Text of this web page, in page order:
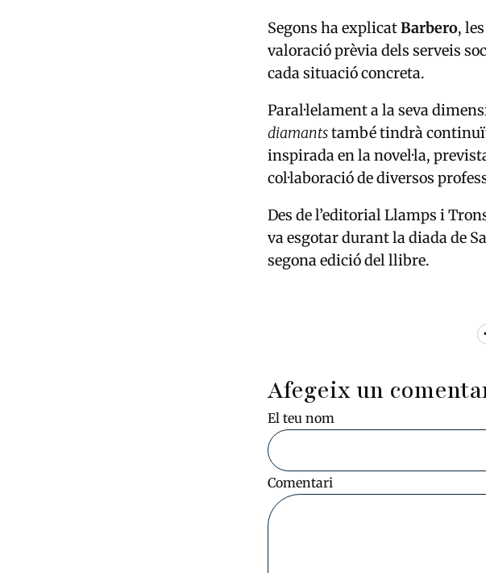
Segons ha explicatBarbero,
valoració prèvia dels serveis
cada situació concreta.
Paral·lelament a la seva
diamantstambé tindrà
inspirada en la novel·la,
col·laboració de diversos
Des de l’editorial Llamps i
va esgotar durant la diada de
segona edició del llibre.
Afegeix un
El teu nom
Comentari